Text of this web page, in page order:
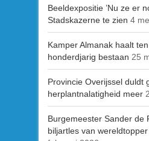
Beeldexpositie ’Nu ze er
Stadskazerne te zien 4
Kamper Almanak haalt
honderdjarig bestaan 25
Provincie Overijssel duldt
herplantnalatigheid meer
Burgemeester Sander de
biljartles van